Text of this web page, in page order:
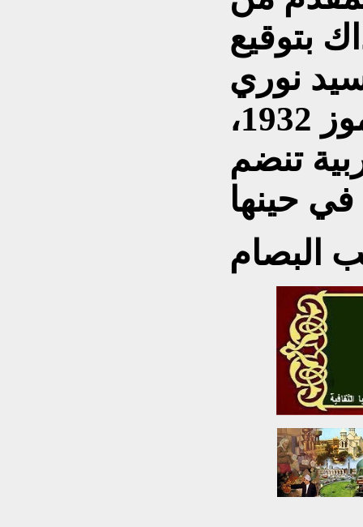
بتوقيع
نوري
باشا السعيد بتاريخ 12 تموز 1932،
تنضم